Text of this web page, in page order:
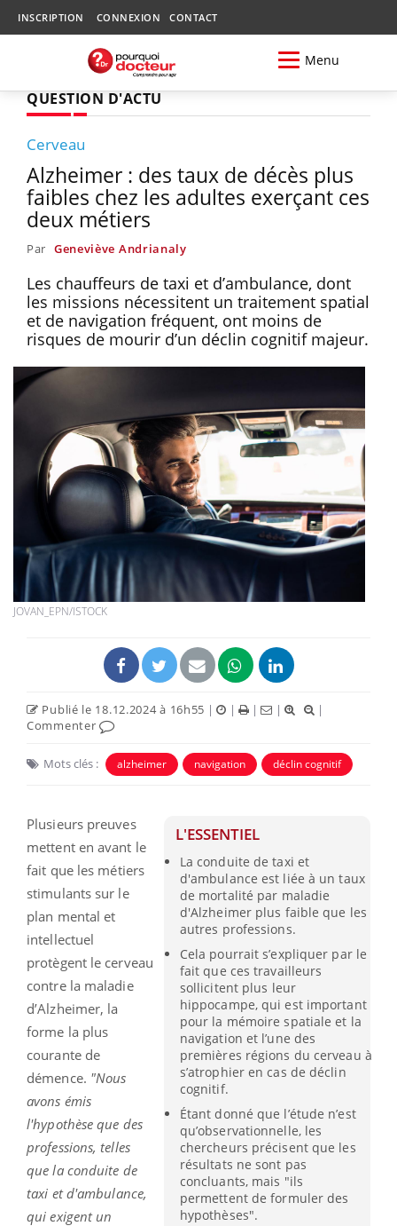
INSCRIPTION CONNEXION CONTACT
Menu
QUESTION D'ACTU
Cerveau
Alzheimer : des taux de décès plus
faibles chez les adultes exerçant ces
deux métiers
Par Geneviève Andrianaly
Les chauffeurs de taxi et d’ambulance, dont
les missions nécessitent un traitement spatial
et de navigation fréquent, ont moins de
risques de mourir d’un déclin cognitif majeur.
JOVAN_EPN/ISTOCK
Publié le 18.12.2024 à 16h55 | | | |
|
Commenter
Mots clés : alzheimer navigation déclin cognitif
L'ESSENTIEL
La conduite de taxi et
d'ambulance est liée à un taux
de mortalité par maladie
d'Alzheimer plus faible que les
autres professions.
Cela pourrait s’expliquer par le
fait que ces travailleurs
sollicitent plus leur
hippocampe, qui est important
pour la mémoire spatiale et la
navigation et l’une des
premières régions du cerveau à
s’atrophier en cas de déclin
cognitif.
Étant donné que l’étude n’est
qu’observationnelle, les
chercheurs précisent que les
résultats ne sont pas
concluants, mais "ils
permettent de formuler des
hypothèses".
Plusieurs preuves
mettent en avant le
fait que les métiers
stimulants sur le
plan mental et
intellectuel
protègent le cerveau
contre la maladie
d’Alzheimer, la
forme la plus
courante de
démence. "Nous
avons émis
l'hypothèse que des
professions, telles
que la conduite de
taxi et d'ambulance,
qui exigent un